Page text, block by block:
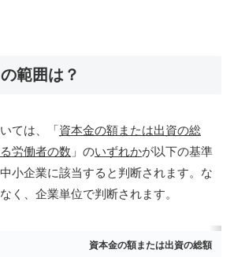
範囲は？
ては、「資本⾦の額または出資の総
労働者の数 」のいずれかが以下の基準
小企業に該当すると判断されます。な
く、企業単位で判断されます。
資本金の額または出資の総額